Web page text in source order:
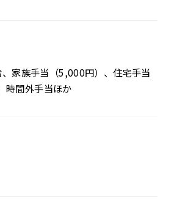
家族手当（5,000円）、住宅手当
時間外手当ほか